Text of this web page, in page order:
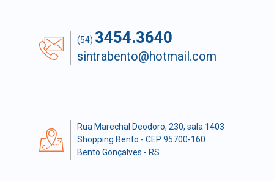
(54) 3454.3640
sintrabento@hotmail.com
Rua Marechal Deodoro, 230, sala 1403
Shopping Bento - CEP 95700-160
Bento Gonçalves - RS